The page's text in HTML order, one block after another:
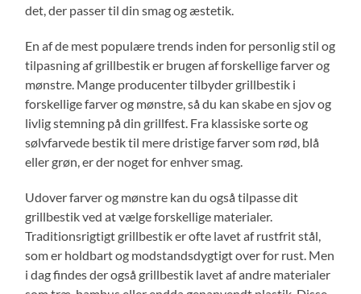
det, der passer til din smag og æstetik.
En af de mest populære trends inden for personlig stil og
tilpasning af grillbestik er brugen af forskellige farver og
mønstre. Mange producenter tilbyder grillbestik i
forskellige farver og mønstre, så du kan skabe en sjov og
livlig stemning på din grillfest. Fra klassiske sorte og
sølvfarvede bestik til mere dristige farver som rød, blå
eller grøn, er der noget for enhver smag.
Udover farver og mønstre kan du også tilpasse dit
grillbestik ved at vælge forskellige materialer.
Traditionsrigtigt grillbestik er ofte lavet af rustfrit stål,
som er holdbart og modstandsdygtigt over for rust. Men
i dag findes der også grillbestik lavet af andre materialer